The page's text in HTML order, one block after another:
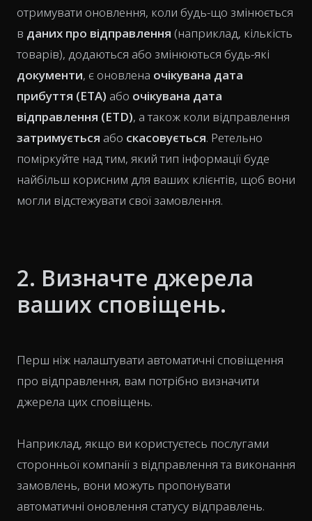
отримувати оновлення, коли будь-що змінюється
в даних про відправлення (наприклад, кількість
товарів), додаються або змінюються будь-які
документи, є оновлена очікувана дата
прибуття (ETA) або очікувана дата
відправлення (ETD), а також коли відправлення
затримується або скасовується. Ретельно
поміркуйте над тим, який тип інформації буде
найбільш корисним для ваших клієнтів, щоб вони
могли відстежувати свої замовлення.
2. Визначте джерела
ваших сповіщень.
Перш ніж налаштувати автоматичні сповіщення
про відправлення, вам потрібно визначити
джерела цих сповіщень.
Наприклад, якщо ви користуєтесь послугами
сторонньої компанії з відправлення та виконання
замовлень, вони можуть пропонувати
автоматичні оновлення статусу відправлень.